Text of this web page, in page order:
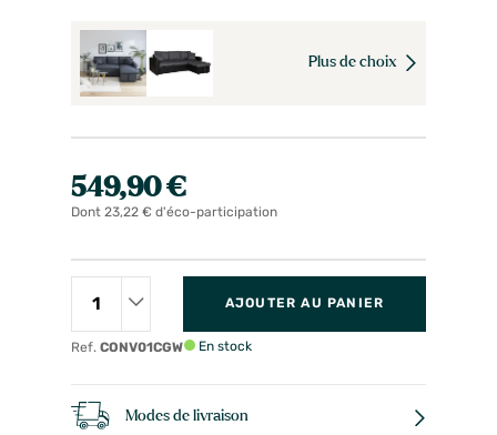
Plus de choix
549,90 €
Dont 23,22 € d'éco-participation
Ref. CONV01CGW
AJOUTER AU PANIER
En stock
Modes de livraison